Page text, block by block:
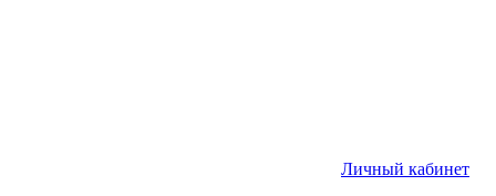
Личный кабинет